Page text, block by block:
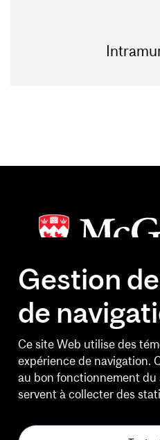
Gestion
de
Ce site Web utilise des
expérience de navigation.
au bon fonctionnement du
servent à collecter des
HEURES
Lundi au vendredi
6 h 30 à 20 h 30
Fins de semaine
10 h à 14 h 30
Jours feriés et le Bureau de